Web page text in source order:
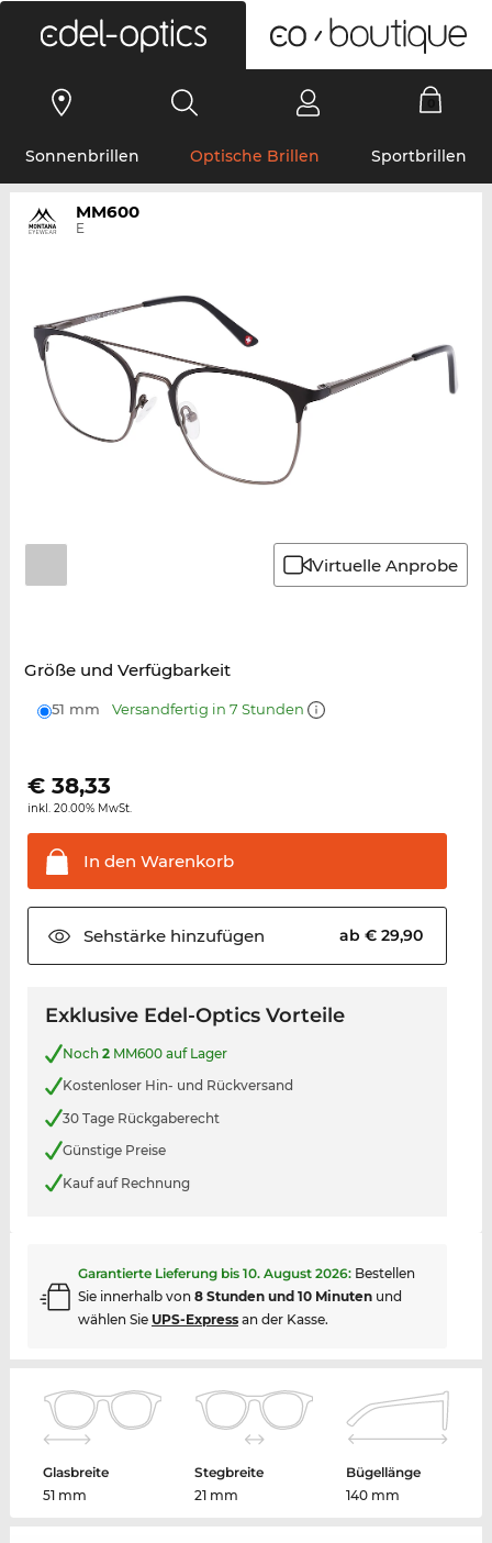
Sonnenbrillen Optische Brillen Sportbrillen
MM600
E
Virtuelle Anprobe
Größe und Verfügbarkeit
51 mm Versandfertig in 7 Stunden
€ 38,33
inkl. 20.00% MwSt.
In den Warenkorb
Sehstärkehinzufügen ab € 29,90
Exklusive Edel-Optics Vorteile
Noch 2MM600 auf Lager
Kostenloser Hin- und Rückversand
30 Tage Rückgaberecht
Günstige Preise
Kauf auf Rechnung
Garantierte Lieferung bis 10. August 2026: Bestellen
Sie innerhalb von 8 Stunden und 10 Minutenund
wählen Sie UPS-Expressan der Kasse.
Glasbreite
51 mm
Stegbreite
21 mm
Bügellänge
140 mm